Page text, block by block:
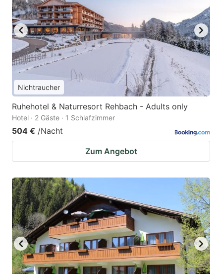
Nichtraucher
Ruhehotel & Naturresort Rehbach - Adults only
Hotel · 2 Gäste · 1 Schlafzimmer
504 € /Nacht
Zum Angebot